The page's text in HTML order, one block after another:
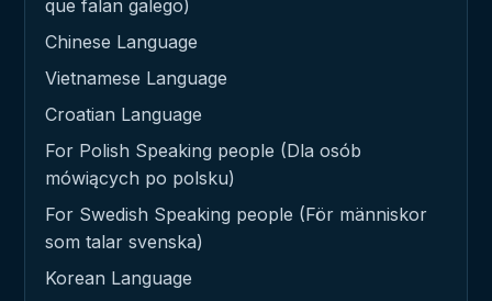
que falan galego)
Chinese Language
Vietnamese Language
Croatian Language
For Polish Speaking people (Dla osób
mówiących po polsku)
For Swedish Speaking people (För människor
som talar svenska)
Korean Language